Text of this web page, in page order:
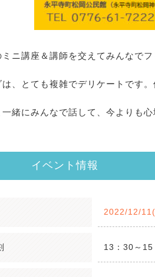
ニ講座＆講師を交えてみんなでフ
、とても複雑でデリケートです
緒にみんなで話して、今よりも
イベント情報
2022/12/
13：30～15